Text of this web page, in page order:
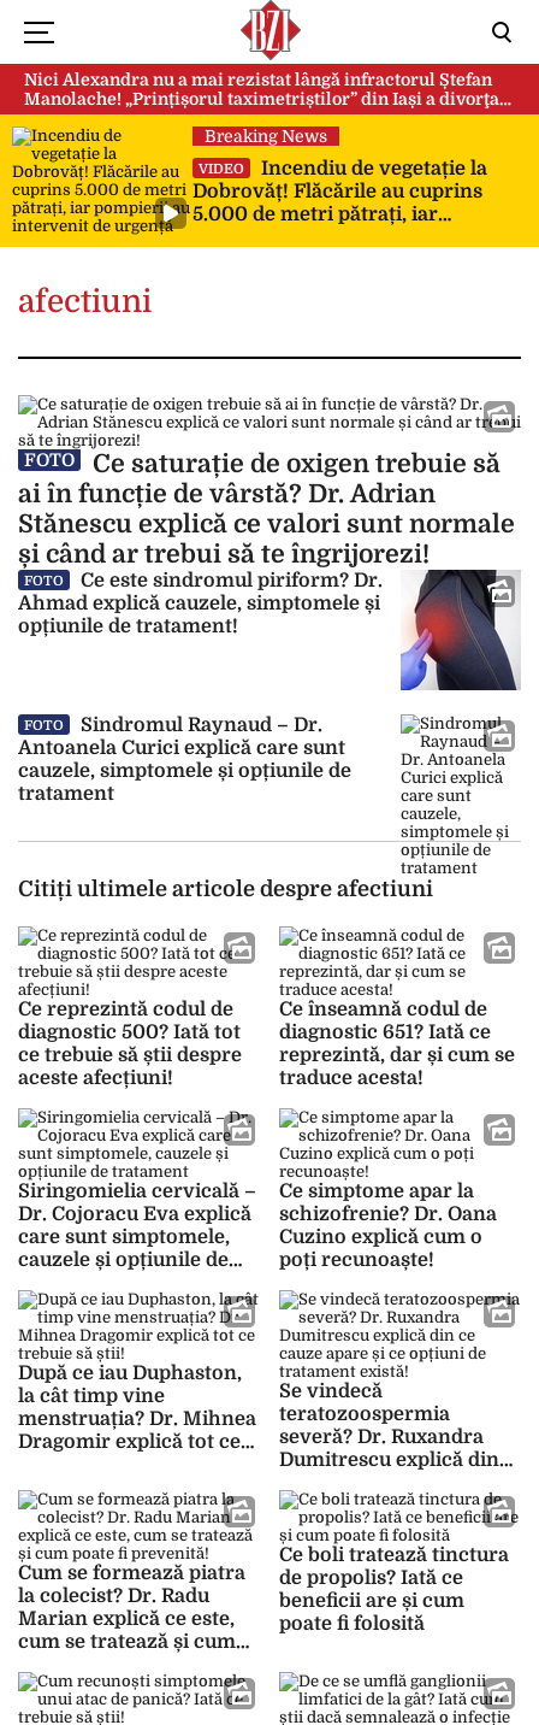
Nici Alexandra nu a mai rezistat lângă infractorul Ștefan
Manolache! „Prințișorul taximetriștilor” din Iași a divorţat
după doi ani de căsnicie
Breaking News
VIDEO
Incendiu de vegetație la
Dobrovăț! Flăcările au cuprins
5.000 de metri pătrați, iar
afectiuni
FOTO
Ce saturație de oxigen trebuie să
ai în funcție de vârstă? Dr. Adrian
Stănescu explică ce valori sunt normale
și când ar trebui să te îngrijorezi!
FOTO
Ce este sindromul piriform? Dr.
Ahmad explică cauzele, simptomele și
opțiunile de tratament!
FOTO
Sindromul Raynaud – Dr.
Antoanela Curici explică care sunt
cauzele, simptomele și opțiunile de
tratament
Citiți ultimele articole despre afectiuni
Ce reprezintă codul de
diagnostic 500? Iată tot
ce trebuie să știi despre
aceste afecțiuni!
Ce înseamnă codul de
diagnostic 651? Iată ce
reprezintă, dar și cum se
traduce acesta!
Siringomielia cervicală –
Dr. Cojoracu Eva explică
care sunt simptomele,
cauzele și opțiunile de
Ce simptome apar la
schizofrenie? Dr. Oana
Cuzino explică cum o
poți recunoaște!
După ce iau Duphaston,
la cât timp vine
menstruația? Dr. Mihnea
Dragomir explică tot ce
Se vindecă
teratozoospermia
severă? Dr. Ruxandra
Dumitrescu explică din
opțiuni de tratament
există!
Cum se formează piatra
la colecist? Dr. Radu
Marian explică ce este,
cum se tratează și cum
Ce boli tratează tinctura
de propolis? Iată ce
beneficii are și cum
poate fi folosită